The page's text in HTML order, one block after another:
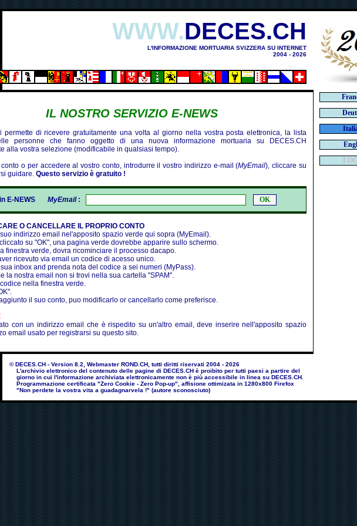
WWW.DECES.CH
L'INFORMAZIONE MORTUARIA SVIZZERA SU INTERNET
2004 - 2026
IL NOSTRO SERVIZIO E-NEWS
permette di ricevere gratuitamente una volta al giorno nella vostra posta elettronica, la lista
personne che fanno oggetto di una nuova informazione mortuaria su DECES.CH
alla vostra selezione (modificabile in qualsiasi tempo).
o per accedere al vostro conto, introdurre il vostro indirizzo e-mail (MyEmail), cliccare su
guidare. Questo servizio è gratuito !
E-NEWS MyEmail:
O CANCELLARE IL PROPRIO CONTO
indirizzo email nel'apposito spazio verde qui sopra (MyEmail).
su "OK", una pagina verde dovrebbe apparire sullo schermo.
finestra verde, dovra ricominciare il processo dacapo.
ricevuto via email un codice di acesso unico.
inbox and prenda nota del codice a sei numeri (MyPass).
la nostra email non si trovi nella sua cartella "SPAM".
nella finestra verde.
il suo conto, puo modificarlo or cancellarlo come preferisce.
con un indirizzo email che è rispedito su un'altro email, deve inserire nell'apposito spazio
email usato per registrarsi su questo sito.
© DECES.CH - Version 8.2, Webmaster ROND.CH, tutti diritti riservati 2004 - 2026
L'archivio elettronico del contenuto delle pagine di DECES.CH è proibito per tutti paesi a partire del
giorno in cui l'informazione archiviata elettronicamente non è più accessibile in linea su DECES.CH.
Programmazione certificata "Zero Cookie - Zero Pop-up", affisione ottimizata in 1280x800 Firefox
"Non perdete la vostra vita a guadagnarvela !" (autore sconosciuto)